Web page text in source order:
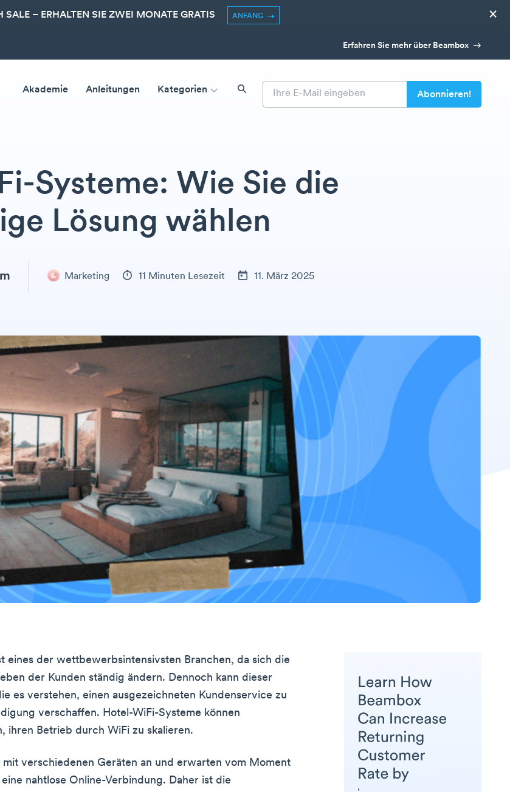
SALE – ERHALTEN SIE ZWEI MONATE GRATIS ANFANG ×
Erfahren Sie mehr über Beambox
Akademie Anleitungen Kategorien
Systeme: Wie Sie die
Lösung wählen
Marketing 11 Minuten Lesezeit 11. März 2025
eines der wettbewerbsintensivsten Branchen, da sich die
der Kunden ständig ändern. Dennoch kann dieser
es verstehen, einen ausgezeichneten Kundenservice zu
verschaffen. Hotel-WiFi-Systeme können
ihren Betrieb durch WiFi zu skalieren.
mit verschiedenen Geräten an und erwarten vom Moment
nahtlose Online-Verbindung. Daher ist die